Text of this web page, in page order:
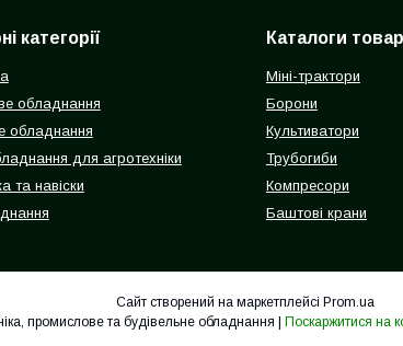
категорії
обладнання
обладнання
для агротехніки
та навіски
Каталоги
Міні-трактори
Борони
Культиватори
Трубогиби
Компресори
Баштові крани
Сайт створений на маркетплейсі Prom.ua
Гідролідер - агротехніка, промислове та будівельне обладнання | Поскаржитися на